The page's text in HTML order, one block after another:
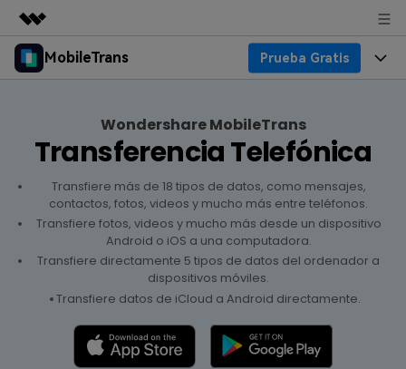
Productos destacados
Resumen
Soluciones
Quiénes somos
Sala de prensa
MobileTrans Prueba Gratis
Para Escritorio
Transferencia de WhatsApp
Pasa datos de WhatsApp de
Android a iPhone o viceversa. Hace y
restaura copias de seguridad de
WhatsApp y más apps sociales.
Respaldo y Restauración
Realiza y restaura copias de
Precios
Precios para Windows
Precios para Mac
Descuentos Educativos
Soporte
Guía de Usuario
Preguntas Frecuentes
Más Soporte
Concursos y eventos
Buscar
Descargar
Wondershare MobileTrans
Transferencia Telefónica
Transfiere más de 18 tipos de datos, como mensajes,
contactos, fotos, videos y mucho más entre teléfonos.
Transfiere fotos, videos y mucho más desde un dispositivo
Android o iOS a una computadora.
Transfiere directamente 5 tipos de datos del ordenador a
dispositivos móviles.
Transfiere datos de iCloud a Android directamente.